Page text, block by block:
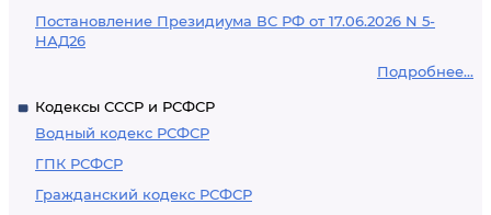
Постановление Президиума ВС РФ от 17.06.2026 N 5-
НАД26
Подробнее...
Кодексы СССР и РСФСР
Водный кодекс РСФСР
ГПК РСФСР
Гражданский кодекс РСФСР